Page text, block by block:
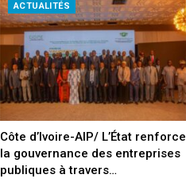
ACTUALITÉS
Côte d’Ivoire-AIP/ L’État renforce
la gouvernance des entreprises
publiques à travers…